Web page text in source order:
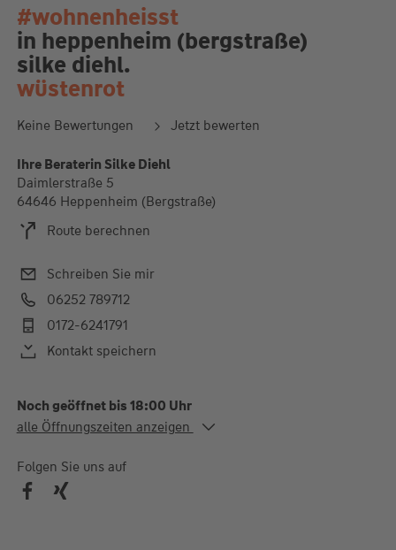
#wohnenheisst
in heppenheim (bergstraße)
silke diehl.
wüstenrot
Keine Bewertungen Jetzt bewerten
Ihre Beraterin Silke Diehl
Daimlerstraße 5
64646 Heppenheim (Bergstraße)
Route berechnen
Schreiben Sie mir
06252 789712
0172-6241791
Kontakt speichern
Noch geöffnet bis 18:00 Uhr
Alle Öffnungszeiten
Di.
alle Öffnungszeiten anzeigen
Folgen Sie uns auf